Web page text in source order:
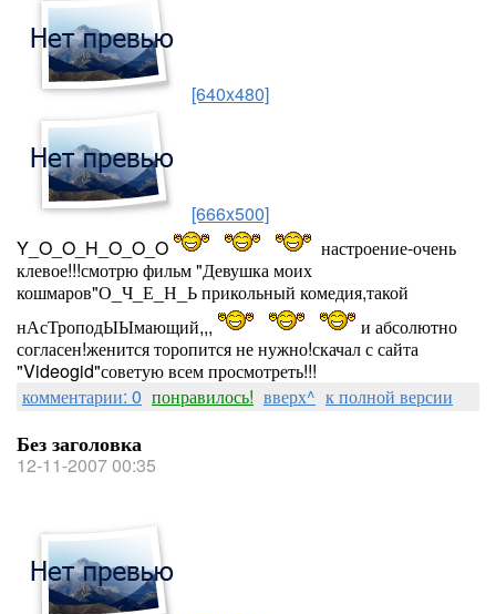
[640x480]
[666x500]
Y_O_O_H_O_O_O
настроение-очень
клевое!!!смотрю фильм "Девушка моих
кошмаров"О_Ч_Е_Н_Ь прикольный комедия,такой
нАсТроподЫЫмающий,,,
и абсолютно
согласен!женится торопится не нужно!скачал с сайта
"Videogid"советую всем просмотреть!!!
комментарии: 0 понравилось! вверх^ к полной версии
Без заголовка
12-11-2007 00:35